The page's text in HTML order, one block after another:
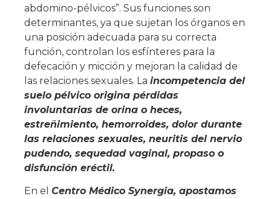
abdomino-pélvicos”. Sus funciones son
determinantes, ya que sujetan los órganos en
una posición adecuada para su correcta
función, controlan los esfínteres para la
defecación y micción y mejoran la calidad de
las relaciones sexuales. La incompetencia del
suelo pélvico origina pérdidas
involuntarias de orina o heces,
estreñimiento, hemorroides, dolor durante
las relaciones sexuales, neuritis del nervio
pudendo, sequedad vaginal, propaso o
disfunción eréctil.
En el Centro Médico Synergia, apostamos